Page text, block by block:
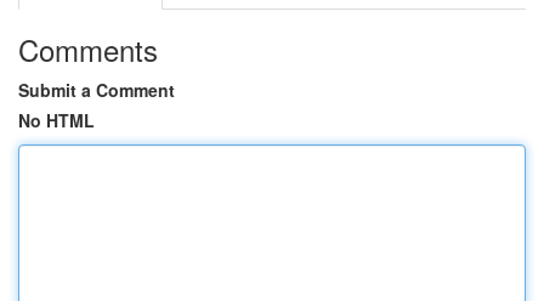
Comments
Submit a Comment
No HTML